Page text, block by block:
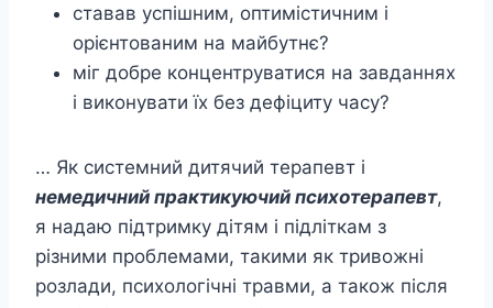
ставав успішним, оптимістичним і
орієнтованим на майбутнє?
міг добре концентруватися на завданнях
і виконувати їх без дефіциту часу?
… Як системний дитячий терапевт і
немедичний практикуючий психотерапевт,
я надаю підтримку дітям і підліткам з
різними проблемами, такими як тривожні
розлади, психологічні травми, а також після